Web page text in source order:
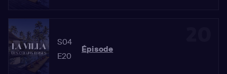
S04
E20
Épisode